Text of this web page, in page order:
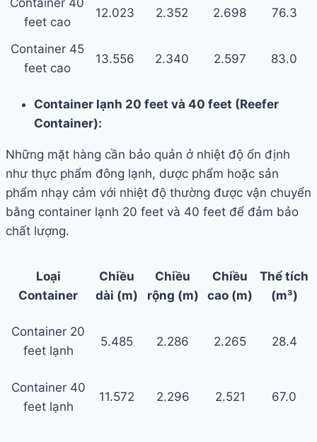
feet cao
12.023 2.352 2.698 76.3
Container 45
feet cao
13.556 2.340 2.597 83.0
Container lạnh 20 feet và 40 feet (Reefer
Container):
Những mặt hàng cần bảo quản ở nhiệt độ ổn định
như thực phẩm đông lạnh, dược phẩm hoặc sản
phẩm nhạy cảm với nhiệt độ thường được vận chuyển
bằng container lạnh 20 feet và 40 feet để đảm bảo
chất lượng.
Loại
Container
Chiều
dài (m)
Chiều
rộng (m)
Chiều
cao (m)
Thể tích
(m³)
Container 20
feet lạnh
5.485 2.286 2.265 28.4
Container 40
feet lạnh
11.572 2.296 2.521 67.0